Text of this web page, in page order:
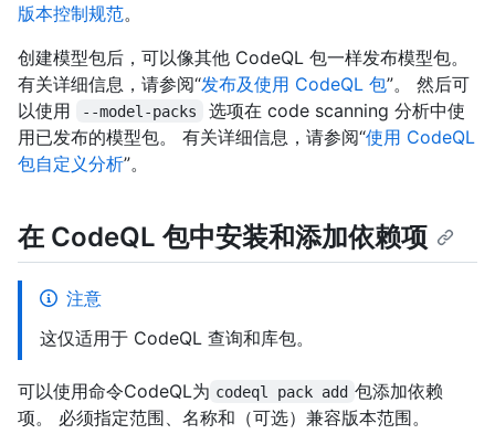
版本控制规范。
创建模型包后，可以像其他 CodeQL 包一样发布模型包。
有关详细信息，请参阅“发布及使用 CodeQL 包”。 然后可
以使用
--model-packs
选项在 code scanning 分析中使
用已发布的模型包。 有关详细信息，请参阅“使用 CodeQL
包自定义分析”。
在 CodeQL 包中安装和添加依赖项
注意
这仅适用于 CodeQL 查询和库包。
可以使用命令CodeQL为 codeql pack add 包添加依赖
项。 必须指定范围、名称和（可选）兼容版本范围。